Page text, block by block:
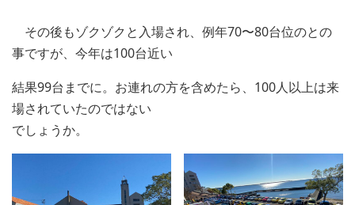
その後もゾクゾクと入場され、例年70〜80台位のとの
事ですが、今年は100台近い
結果99台までに。お連れの方を含めたら、100人以上は来
場されていたのではない
でしょうか。